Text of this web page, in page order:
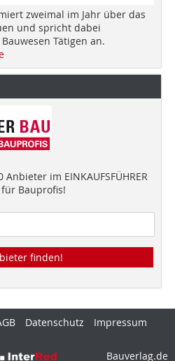
zweimal im Jahr über das
und spricht dabei
Tätigen an.
im EINKAUFSFÜHRER
Bauprofis!
finden!
Datenschutz
Impressum
Bauverlag.de